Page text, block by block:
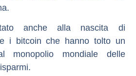
anche alla nascita di
i bitcoinche hanno tolto un
monopolio mondiale delle